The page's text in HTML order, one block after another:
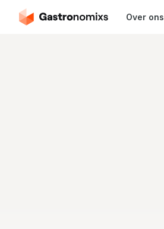
Over ons